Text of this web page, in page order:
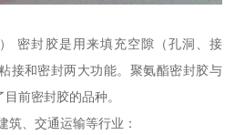
） 密封胶是用来填充空隙（孔洞、接
接和密封两大功能。聚氨酯密封胶与
前密封胶的品种。
筑、交通运输等行业：